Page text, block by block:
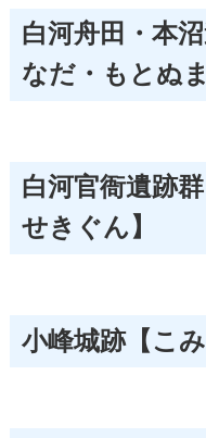
白河舟田・本
なだ・もとぬ
白河官衙遺跡
せきぐん】
小峰城跡【こ